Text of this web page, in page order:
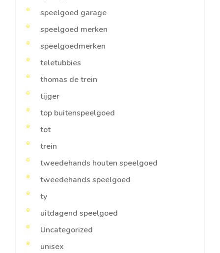
speelgoed garage
speelgoed merken
speelgoedmerken
teletubbies
thomas de trein
tijger
top buitenspeelgoed
tot
trein
tweedehands houten speelgoed
tweedehands speelgoed
ty
uitdagend speelgoed
Uncategorized
unisex